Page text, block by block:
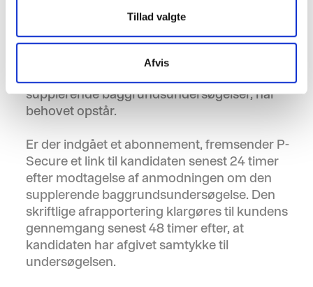
Tillad valgte
Afvis
tilkøbes som en abonnementsordning. Ved
aftalens indgåelse estimerer kunden sit
forventede årlige behov i forhold til antallet af
supplerende baggrundsundersøgelser.
supplerende baggrundsundersøgelser, når
behovet opstår.
Er der indgået et abonnement, fremsender P-
Secure et link til kandidaten senest 24 timer
efter modtagelse af anmodningen om den
supplerende baggrundsundersøgelse. Den
skriftlige afrapportering klargøres til kundens
gennemgang senest 48 timer efter, at
kandidaten har afgivet samtykke til
undersøgelsen.